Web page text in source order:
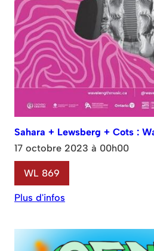
Sahara + Lewsberg + Cots :
17 octobre 2023 à 00h00
WL 869
Plus d'infos